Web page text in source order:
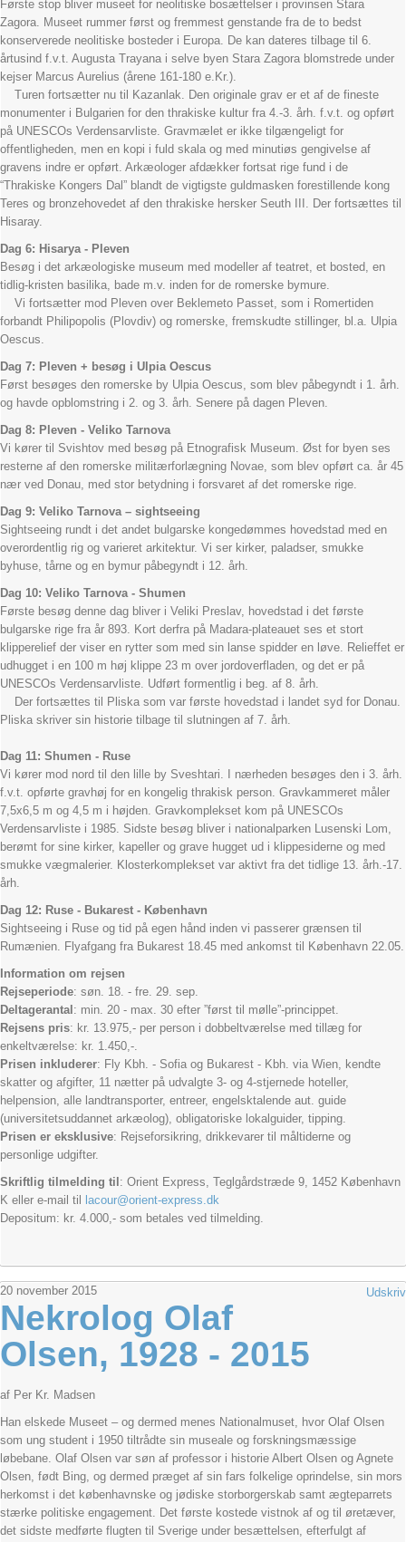
Første stop bliver museet for neolitiske bosættelser i provinsen Stara
Zagora. Museet rummer først og fremmest genstande fra de to bedst
konserverede neolitiske bosteder i Europa. De kan dateres tilbage til 6.
årtusind f.v.t. Augusta Trayana i selve byen Stara Zagora blomstrede under
kejser Marcus Aurelius (årene 161-180 e.Kr.).
Turen fortsætter nu til Kazanlak. Den originale grav er et af de fineste
monumenter i Bulgarien for den thrakiske kultur fra 4.-3. årh. f.v.t. og opført
på UNESCOs Verdensarvliste. Gravmælet er ikke tilgængeligt for
offentligheden, men en kopi i fuld skala og med minutiøs gengivelse af
gravens indre er opført. Arkæologer afdækker fortsat rige fund i de
“Thrakiske Kongers Dal” blandt de vigtigste guldmasken forestillende kong
Teres og bronzehovedet af den thrakiske hersker Seuth III. Der fortsættes til
Hisaray.
Dag 6: Hisarya - Pleven
Besøg i det arkæologiske museum med modeller af teatret, et bosted, en
tidlig-kristen basilika, bade m.v. inden for de romerske bymure.
Vi fortsætter mod Pleven over Beklemeto Passet, som i Romertiden
forbandt Philipopolis (Plovdiv) og romerske, fremskudte stillinger, bl.a. Ulpia
Oescus.
Dag 7: Pleven + besøg i Ulpia Oescus
Først besøges den romerske by Ulpia Oescus, som blev påbegyndt i 1. årh.
og havde opblomstring i 2. og 3. årh. Senere på dagen Pleven.
Dag 8: Pleven - Veliko Tarnova
Vi kører til Svishtov med besøg på Etnografisk Museum. Øst for byen ses
resterne af den romerske militærforlægning Novae, som blev opført ca. år 45
nær ved Donau, med stor betydning i forsvaret af det romerske rige.
Dag 9: Veliko Tarnova – sightseeing
Sightseeing rundt i det andet bulgarske kongedømmes hovedstad med en
overordentlig rig og varieret arkitektur. Vi ser kirker, paladser, smukke
byhuse, tårne og en bymur påbegyndt i 12. årh.
Dag 10: Veliko Tarnova - Shumen
Første besøg denne dag bliver i Veliki Preslav, hovedstad i det første
bulgarske rige fra år 893. Kort derfra på Madara-plateauet ses et stort
klipperelief der viser en rytter som med sin lanse spidder en løve. Relieffet er
udhugget i en 100 m høj klippe 23 m over jordoverfladen, og det er på
UNESCOs Verdensarvliste. Udført formentlig i beg. af 8. årh.
Der fortsættes til Pliska som var første hovedstad i landet syd for Donau.
Pliska skriver sin historie tilbage til slutningen af 7. årh.
Dag 11: Shumen - Ruse
Vi kører mod nord til den lille by Sveshtari. I nærheden besøges den i 3. årh.
f.v.t. opførte gravhøj for en kongelig thrakisk person. Gravkammeret måler
7,5x6,5 m og 4,5 m i højden. Gravkomplekset kom på UNESCOs
Verdensarvliste i 1985. Sidste besøg bliver i nationalparken Lusenski Lom,
berømt for sine kirker, kapeller og grave hugget ud i klippesiderne og med
smukke vægmalerier. Klosterkomplekset var aktivt fra det tidlige 13. årh.-17.
årh.
Dag 12: Ruse - Bukarest - København
Sightseeing i Ruse og tid på egen hånd inden vi passerer grænsen til
Rumænien. Flyafgang fra Bukarest 18.45 med ankomst til København 22.05.
Information om rejsen
Rejseperiode: søn. 18. - fre. 29. sep.
Deltagerantal : min. 20 - max. 30 efter ”først til mølle”-princippet.
Rejsens pris: kr. 13.975,- per person i dobbeltværelse med tillæg for
enkeltværelse: kr. 1.450,-.
Prisen inkluderer: Fly Kbh. - Sofia og Bukarest - Kbh. via Wien, kendte
skatter og afgifter, 11 nætter på udvalgte 3- og 4-stjernede hoteller,
helpension, alle landtransporter, entreer, engelsktalende aut. guide
(universitetsuddannet arkæolog), obligatoriske lokalguider, tipping.
Prisen er eksklusive: Rejseforsikring, drikkevarer til måltiderne og
personlige udgifter.
Skriftlig tilmelding til : Orient Express, Teglgårdstræde 9, 1452 København
K eller e-mail til
lacour@orient-express.dk
Depositum: kr. 4.000,- som betales ved tilmelding.
Udskriv
20 november 2015
Nekrolog Olaf
Olsen, 1928 - 2015
af Per Kr. Madsen
Han elskede Museet – og dermed menes Nationalmuset, hvor Olaf Olsen
som ung student i 1950 tiltrådte sin museale og forskningsmæssige
løbebane. Olaf Olsen var søn af professor i historie Albert Olsen og Agnete
Olsen, født Bing, og dermed præget af sin fars folkelige oprindelse, sin mors
herkomst i det københavnske og jødiske storborgerskab samt ægteparrets
stærke politiske engagement. Det første kostede vistnok af og til øretæver,
det sidste medførte flugten til Sverige under besættelsen, efterfulgt af